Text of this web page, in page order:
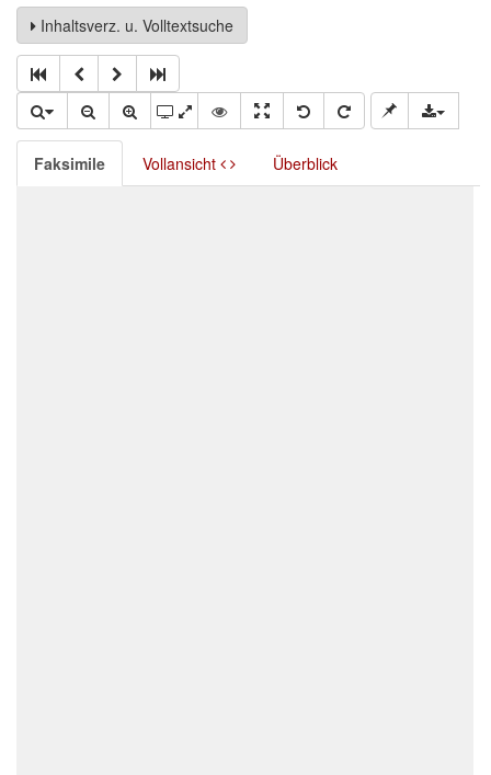
Inhaltsverz. u. Volltextsuche
Faksimile Vollansicht Überblick